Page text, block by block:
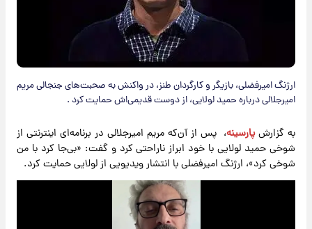
ارژنگ امیرفضلی، بازیگر و کارگردان طنز، در واکنش به صحبت‌های جنجالی مریم
امیرجلالی درباره حمید لولایی، از دوست قدیمی‌اش حمایت کرد .
به گزارشپارسینه، پس از آن‌که مریم امیرجلالی در برنامه‌ای اینترنتی از
شوخی حمید لولایی با خود ابراز ناراحتی کرد و گفت: «بی‌جا کرد با من
شوخی کرد»، ارژنگ امیرفضلی با انتشار ویدیویی از لولایی حمایت کرد.